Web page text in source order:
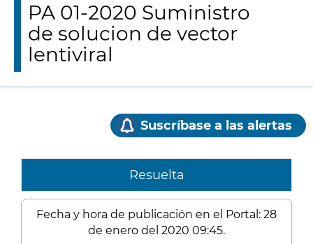
PA 01-2020 Suministro
de solucion de vector
lentiviral
Suscríbase a las alertas
Resuelta
Fecha y hora de publicación en el Portal: 28
de enero del 2020 09:45.